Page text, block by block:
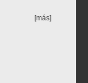
[más]